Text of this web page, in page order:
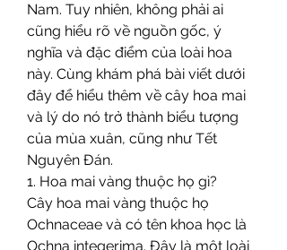
Nam. Tuy nhiên, không phải ai
cũng hiểu rõ về nguồn gốc, ý
nghĩa và đặc điểm của loài hoa
này. Cùng khám phá bài viết dưới
đây để hiểu thêm về cây hoa mai
và lý do nó trở thành biểu tượng
của mùa xuân, cũng như Tết
Nguyên Đán.
1. Hoa mai vàng thuộc họ gì?
Cây hoa mai vàng thuộc họ
Ochnaceae và có tên khoa học là
Ochna integerima. Đây là một loài